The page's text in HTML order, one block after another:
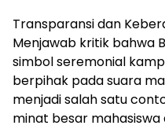
Transparansi dan
Menjawab kritik bahwa
simbol seremonial
berpihak pada suara
menjadi salah satu
minat besar mahasiswa